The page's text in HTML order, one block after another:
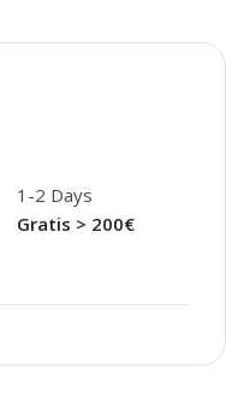
1-2 Days
Gratis > 200€